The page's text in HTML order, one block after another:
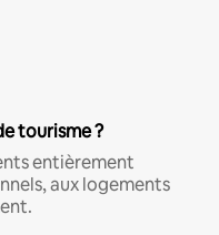
tourisme ?
entièrement
aux logements